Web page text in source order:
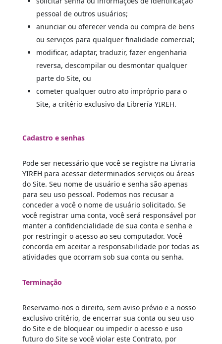
pessoal de outros usuários;
anunciar ou oferecer venda ou compra de bens
ou serviços para qualquer finalidade comercial;
modificar, adaptar, traduzir, fazer engenharia
reversa, descompilar ou desmontar qualquer
parte do Site, ou
cometer qualquer outro ato impróprio para o
Site, a critério exclusivo da Librería YIREH.
Cadastro e senhas
Pode ser necessário que você se registre na Livraria
YIREH para acessar determinados serviços ou áreas
do Site. Seu nome de usuário e senha são apenas
para seu uso pessoal. Podemos nos recusar a
conceder a você o nome de usuário solicitado. Se
você registrar uma conta, você será responsável por
manter a confidencialidade de sua conta e senha e
por restringir o acesso ao seu computador. Você
concorda em aceitar a responsabilidade por todas as
atividades que ocorram sob sua conta ou senha.
Terminação
Reservamo-nos o direito, sem aviso prévio e a nosso
exclusivo critério, de encerrar sua conta ou seu uso
do Site e de bloquear ou impedir o acesso e uso
futuro do Site se você violar este Contrato, por